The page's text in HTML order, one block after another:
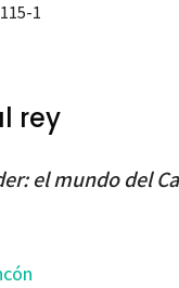
1
rey
el mundo del